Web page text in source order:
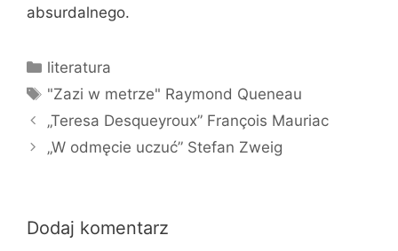
absurdalnego.
Kategorie
literatura
Tagi
"Zazi w metrze" Raymond Queneau
„Teresa Desqueyroux” François Mauriac
„W odmęcie uczuć” Stefan Zweig
Dodaj komentarz